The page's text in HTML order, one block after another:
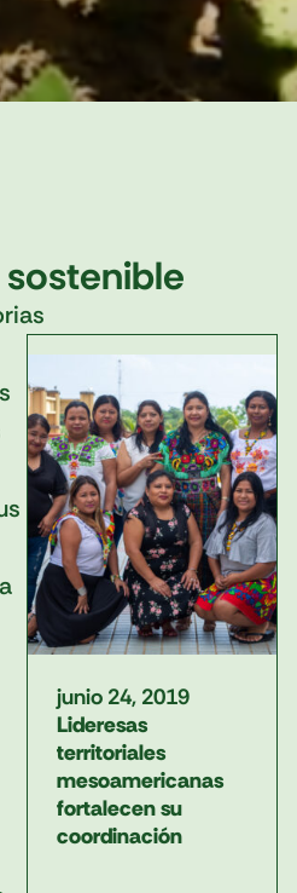
junio 24, 2019
Lideresas
territoriales
mesoamericanas
fortalecen su
coordinación